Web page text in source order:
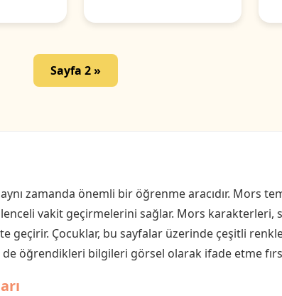
Sayfa 2 »
zamanda önemli bir öğrenme aracıdır. Mors
vakit geçirmelerini sağlar. Mors karakterleri,
geçirir. Çocuklar, bu sayfalar üzerinde çeşitli
öğrendikleri bilgileri görsel olarak ifade etme